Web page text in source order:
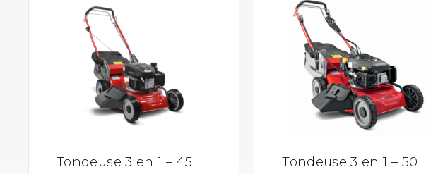
Tondeuse 3 en 1 – 45
Tondeuse 3 en 1 – 50